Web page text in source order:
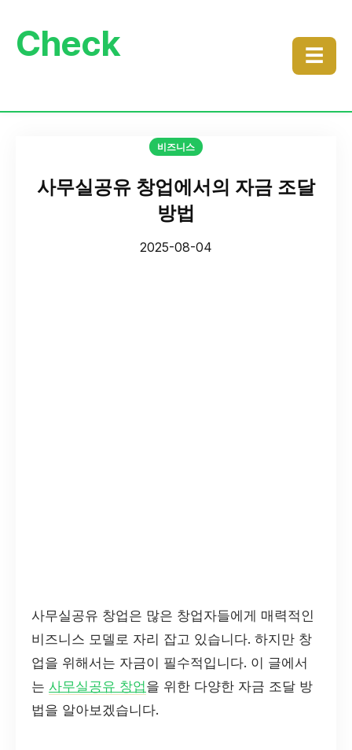
Check ☰
비즈니스
사무실공유 창업에서의 자금 조달
방법
2025-08-04
사무실공유 창업은 많은 창업자들에게 매력적인
비즈니스 모델로 자리 잡고 있습니다. 하지만 창
업을 위해서는 자금이 필수적입니다. 이 글에서
는 사무실공유 창업을 위한 다양한 자금 조달 방
법을 알아보겠습니다.